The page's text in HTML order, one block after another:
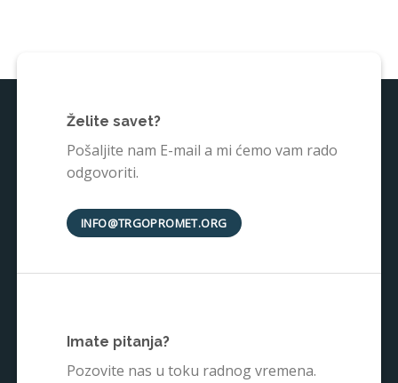
Želite savet?
Pošaljite nam E-mail a mi ćemo vam rado
odgovoriti.
INFO@TRGOPROMET.ORG
Imate pitanja?
Pozovite nas u toku radnog vremena.